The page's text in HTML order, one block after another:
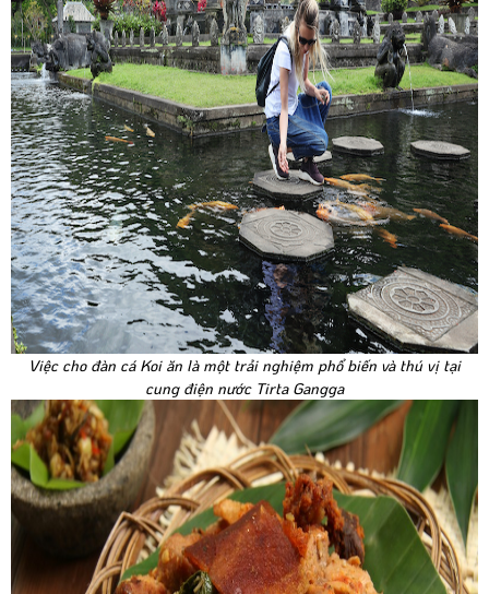
Việc cho đàn cá Koi ăn là một trải nghiệm phổ biến và thú vị tại
cung điện nước Tirta Gangga